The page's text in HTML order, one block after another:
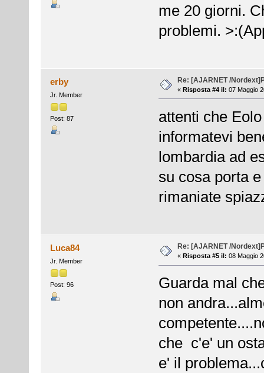
me 20 giorni.
problemi.
erby
Jr. Member
Post: 87
Re: [AJARNET /
« Risposta #4 il: 07 Maggio
attenti che
informatevi
lombardia ad
su cosa porta
rimaniate
Luca84
Jr. Member
Post: 96
Re: [AJARNET /
« Risposta #5 il: 08 Maggio
Guarda mal
non
che c'e' un
e' il